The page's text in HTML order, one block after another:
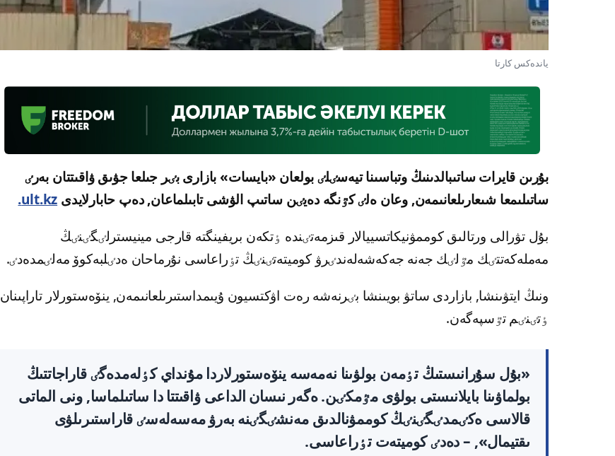
ياندەكس كارتا
بۇرىن قايرات ساتىبالدىنىڭ وتباسىنا تيەسٸلٸ بولعان «بايسات» بازارى بٸر جىلعا جۋىق ۋاقىتتان بەرٸ
ساتىلىمعا شىعارىلعانىمەن, وعان ەلٸ كٷنگە دەيٸن ساتىپ الۋشى تابىلماعان, دەپ حابارلايدى ult.kz.
بۇل تۋرالى ورتالىق كوممۋنيكاتسييالار قىزمەتٸندە ٶتكەن بريفينگتە قارجى مينيسترلٸگٸنٸڭ
مەملەكەتتٸك مٷلٸك جەنە جەكەشەلەندٸرۋ كوميتەتٸنٸڭ تٶراعاسى نۇرماحان ەدٸلبەكوۆ مەلٸمدەدٸ.
ونىڭ ايتۋىنشا, بازاردى ساتۋ بويىنشا بٸرنەشە رەت اۋكتسيون ۇيىمداستىرىلعانىمەن, ينۆەستورلار تاراپىنان
ٶتٸنٸم تٷسپەگەن.
«بۇل سۇرانىستىڭ تٶمەن بولۋىنا نەمەسە ينۆەستورلاردا مۇنداي كٶلەمدەگٸ قاراجاتتىڭ
بولماۋىنا بايلانىستى بولۋى مٷمكٸن. ەگەر نىسان الداعى ۋاقىتتا دا ساتىلماسا, ونى الماتى
قالاسى ەكٸمدٸگٸنٸڭ كوممۋنالدىق مەنشٸگٸنە بەرۋ مەسەلەسٸ قاراستىرىلۋى
ىقتيمال», – دەدٸ كوميتەت تٶراعاسى.